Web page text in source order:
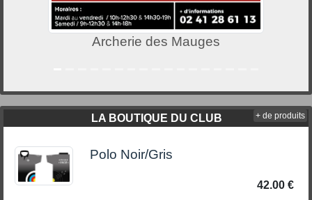
Archerie des Mauges
LA BOUTIQUE DU CLUB
Polo Noir/Gris
42.00 €
+ de produits